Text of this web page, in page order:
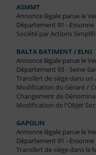
ASMMT
Annonce légale parue le
Département 91 - Essonne
Société par Actions
BALTA BATIMENT / ELNI
Annonce légale parue le
Département 93 - Seine-
Transfert de siège dans
Modification du Gérant /
Changement de
Modification de l'Objet
GAPOLIN
Annonce légale parue le
Département 91 - Essonne
Transfert de siège dans le